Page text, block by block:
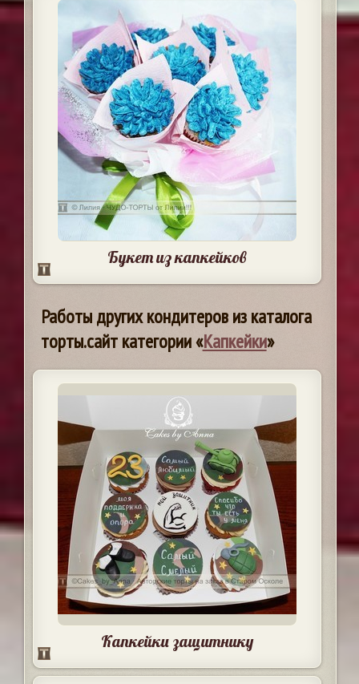
Букет из капкейков
Работы других кондитеров из каталога
торты.сайт категории «Капкейки»
Капкейки защитнику